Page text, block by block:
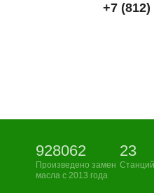
+7 (812)
928062
Произведено замен
масла с 2013 года
23